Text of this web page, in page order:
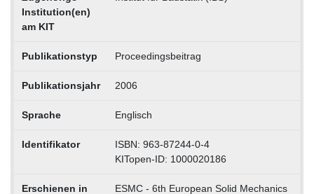
Institution(en)
am KIT
Publikationstyp Proceedingsbeitrag
Publikationsjahr 2006
Sprache Englisch
Identifikator
ISBN: 963-87244-0-4
KITopen-ID: 1000020186
Erschienen in ESMC - 6th European Solid Mechanics